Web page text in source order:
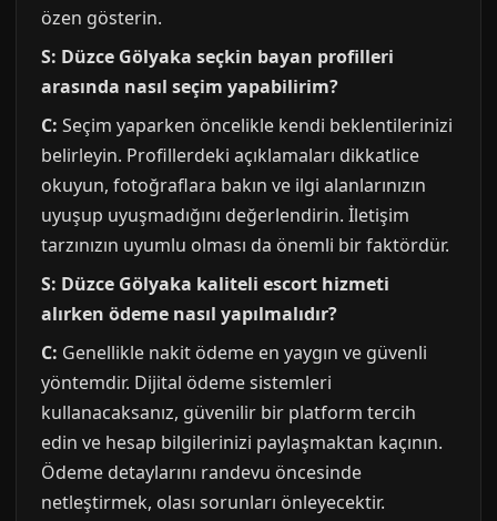
özen gösterin.
S: Düzce Gölyaka seçkin bayan profilleri
arasında nasıl seçim yapabilirim?
C: Seçim yaparken öncelikle kendi beklentilerinizi
belirleyin. Profillerdeki açıklamaları dikkatlice
okuyun, fotoğraflara bakın ve ilgi alanlarınızın
uyuşup uyuşmadığını değerlendirin. İletişim
tarzınızın uyumlu olması da önemli bir faktördür.
S: Düzce Gölyaka kaliteli escort hizmeti
alırken ödeme nasıl yapılmalıdır?
C: Genellikle nakit ödeme en yaygın ve güvenli
yöntemdir. Dijital ödeme sistemleri
kullanacaksanız, güvenilir bir platform tercih
edin ve hesap bilgilerinizi paylaşmaktan kaçının.
Ödeme detaylarını randevu öncesinde
netleştirmek, olası sorunları önleyecektir.